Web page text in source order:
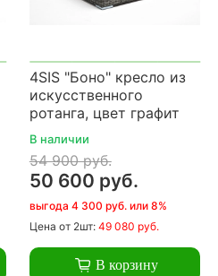
4SIS "Боно" кресло из
искусственного
ротанга, цвет графит
В наличии
54 900 руб.
50 600 руб.
выгода 4 300 руб. или 8%
Цена от 2шт: 49 080 руб.
В корзину